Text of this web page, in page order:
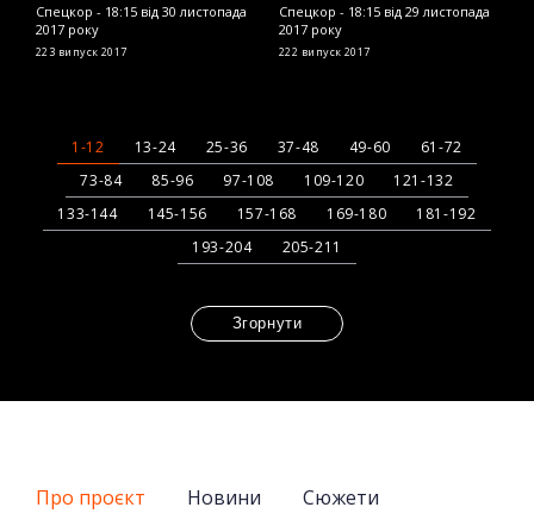
Спецкор - 18:15 від 30 листопада
2017 року
223 випуск 2017
Спецкор - 18:15 від 29 листопада
2017 року
222 випуск 2017
1-12 13-24 25-36 37-48 49-60
61-72
73-84
85-96 97-108 109-120
121-132
133-144
145-156 157-168 169-180
181-192
193-204
205-211
Згорнути
Про проєкт Новини
Сюжети